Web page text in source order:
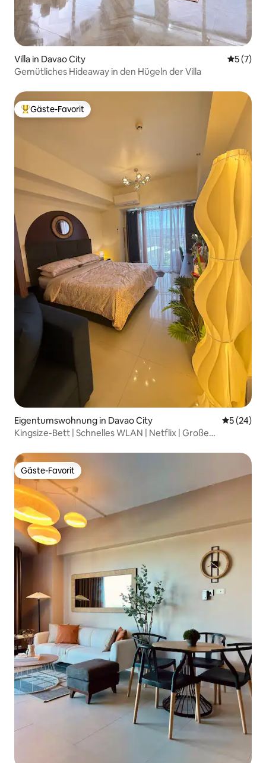
Villa in Davao City
5 (7)
Gemütliches Hideaway in den Hügeln der Villa
Beliebter Gäste-Favorit.
Gäste-Favorit
Eigentumswohnung in Davao City
5 (24)
Kingsize-Bett | Schnelles WLAN | Netflix | Große
Gäste-Favorit
Gäste-Favorit